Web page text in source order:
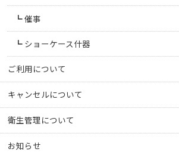
催事
ショーケース什器
ご利用について
キャンセルについて
衛生管理について
お知らせ